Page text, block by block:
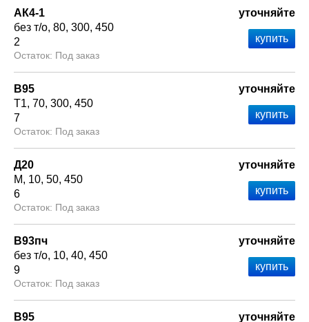
АК4-1
без т/о 80 300 450
2
Под заказ
уточняйте
В95
Т1 70 300 450
7
Под заказ
уточняйте
Д20
М
10 50 450
6
Под заказ
уточняйте
В93пч
без т/о 10 40 450
9
Под заказ
уточняйте
В95 уточняйте